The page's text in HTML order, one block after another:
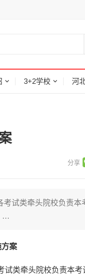
3+2学校 河
试类牵头院校负责本
…
案
类牵头院校负责本考